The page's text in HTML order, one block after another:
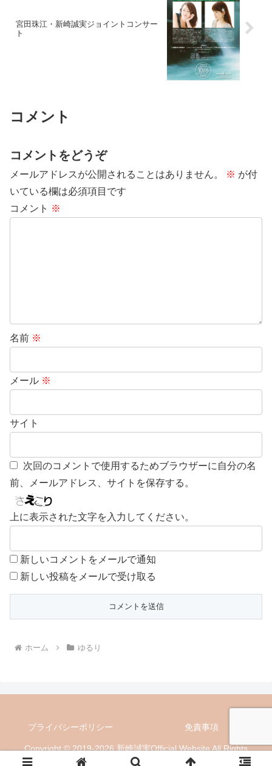
宮田珠江・新崎誠実ジョイントコンサー
ト
コメント
コメントをどうぞ
メールアドレスが公開されることはありません。 ※ が付
いている欄は必須項目です
コメント ※
名前 ※
メール ※
サイト
次回のコメントで使用するためブラウザーに自分の名
前、メールアドレス、サイトを保存する。
上に表示された文字を入力してください。
新しいコメントをメールで通知
新しい投稿をメールで受け取る
ホーム ゆるり
プライバシーポリシー 免責事項
Copyright © 2019-2026 新崎誠実Official Website All Rights
Reserved.